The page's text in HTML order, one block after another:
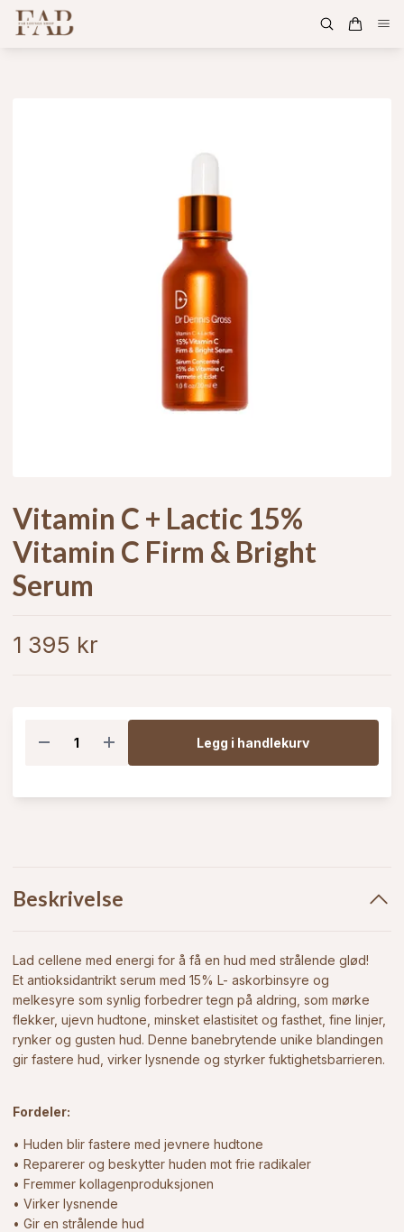
Vitamin C + Lactic 15%
Vitamin C Firm & Bright
Serum
1 395 kr
Legg i handlekurv
Beskrivelse
Lad cellene med energi for å få en hud med strålende glød!
Et antioksidantrikt serum med 15% L- askorbinsyre og
melkesyre som synlig forbedrer tegn på aldring, som mørke
flekker, ujevn hudtone, minsket elastisitet og fasthet, fine linjer,
rynker og gusten hud. Denne banebrytende unike blandingen
gir fastere hud, virker lysnende og styrker fuktighetsbarrieren.
Fordeler:
• Huden blir fastere med jevnere hudtone
• Reparerer og beskytter huden mot frie radikaler
• Fremmer kollagenproduksjonen
• Virker lysnende
• Gir en strålende hud